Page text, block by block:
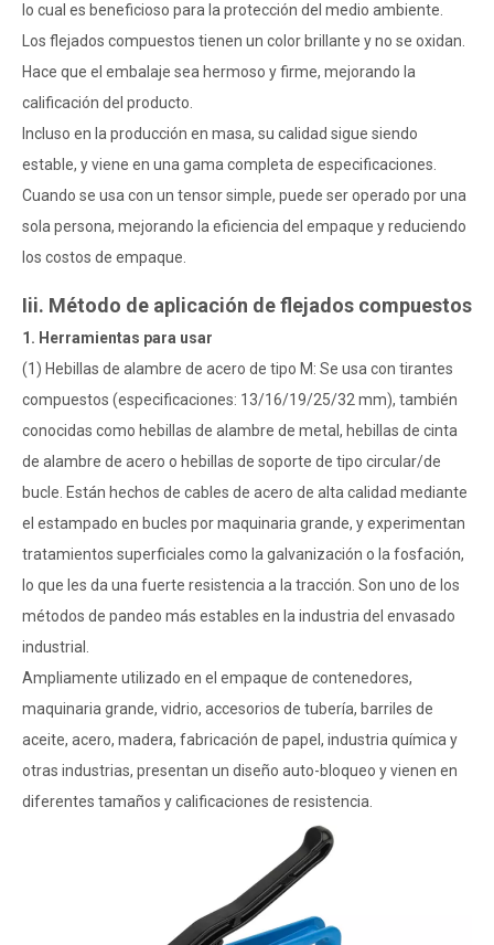
lo cual es beneficioso para la protección del medio ambiente.
Los flejados compuestos tienen un color brillante y no se oxidan.
Hace que el embalaje sea hermoso y firme, mejorando la
calificación del producto.
Incluso en la producción en masa, su calidad sigue siendo
estable, y viene en una gama completa de especificaciones.
Cuando se usa con un tensor simple, puede ser operado por una
sola persona, mejorando la eficiencia del empaque y reduciendo
los costos de empaque.
Iii. Método de aplicación de flejados compuestos
1. Herramientas para usar
(1) Hebillas de alambre de acero de tipo M: Se usa con tirantes
compuestos (especificaciones: 13/16/19/25/32 mm), también
conocidas como hebillas de alambre de metal, hebillas de cinta
de alambre de acero o hebillas de soporte de tipo circular/de
bucle. Están hechos de cables de acero de alta calidad mediante
el estampado en bucles por maquinaria grande, y experimentan
tratamientos superficiales como la galvanización o la fosfación,
lo que les da una fuerte resistencia a la tracción. Son uno de los
métodos de pandeo más estables en la industria del envasado
industrial.
Ampliamente utilizado en el empaque de contenedores,
maquinaria grande, vidrio, accesorios de tubería, barriles de
aceite, acero, madera, fabricación de papel, industria química y
otras industrias, presentan un diseño auto-bloqueo y vienen en
diferentes tamaños y calificaciones de resistencia.